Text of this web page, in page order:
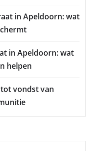
in Apeldoorn: wat
in Apeldoorn: wat
helpen
vondst van